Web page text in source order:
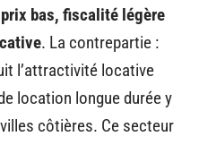
bas, fiscalité légère
. La contrepartie :
l’attractivité locative
location longue durée y
côtières. Ce secteur